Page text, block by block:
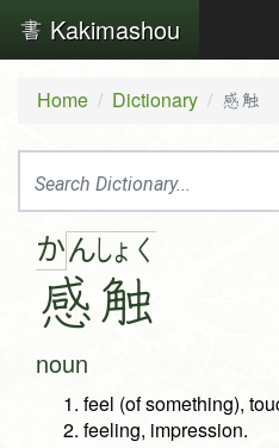
Kakimashou
Home Dictionary 感触
かん
感
しょ く
触
noun
feel (of something),
feeling, impression.